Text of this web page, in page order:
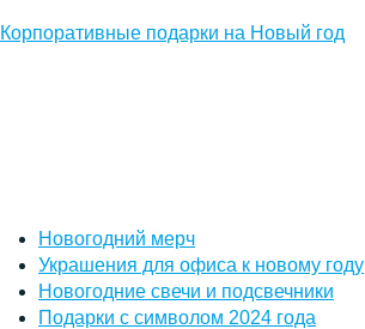
Корпоративные подарки на Новый год
Новогодний мерч
Украшения для офиса к новому году
Новогодние свечи и подсвечники
Подарки с символом 2024 года